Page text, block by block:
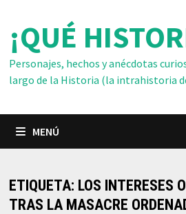
contenido
¡QUÉ
Personajes, hechos y anécdotas
largo de la Historia (la intrahistoria
MENÚ
ETIQUETA: LOS INTERESES
TRAS LA MASACRE